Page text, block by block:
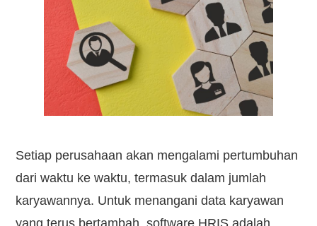
Setiap perusahaan akan mengalami pertumbuhan
dari waktu ke waktu, termasuk dalam jumlah
karyawannya. Untuk menangani data karyawan
yang terus bertambah, software HRIS adalah